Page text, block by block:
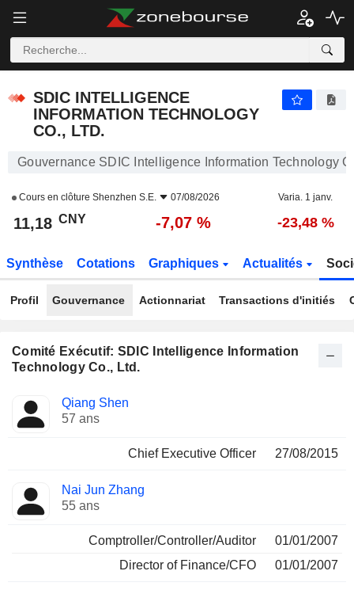
SDIC INTELLIGENCE
INFORMATION TECHNOLOGY
CO., LTD.
Gouvernance SDIC Intelligence Information Technology
Cours en clôture Shenzhen S.E. 07/08/2026 Varia. 1 janv.
11,18 CNY -7,07 % -23,48 %
Synthèse Cotations Graphiques Actualités
Profil Gouvernance Actionnariat Transactions d'initiés
Comité Exécutif: SDIC Intelligence Information
Technology Co., Ltd.
Dirigeant
Fonctions
occupées
Qiang Shen
57 ans
Chief Executive Officer 27/08/2015
Nai Jun Zhang
55 ans
Comptroller/Controller/Auditor
01/01/2007
Director of Finance/CFO
01/01/2007